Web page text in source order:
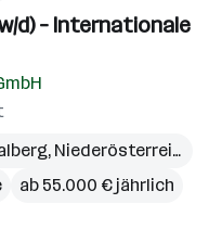
d) – Internationale
, Niederösterreich
ab 55.000 € jährlich